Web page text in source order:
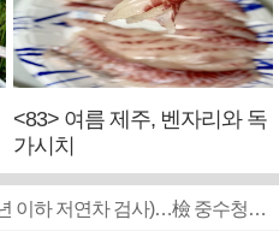
<83> 여름 제주, 벤자리와 독
가시치
■ 검사 신분 버리고 직급하향(10년 이하 저연차 검사)…檢 중수청행 기피